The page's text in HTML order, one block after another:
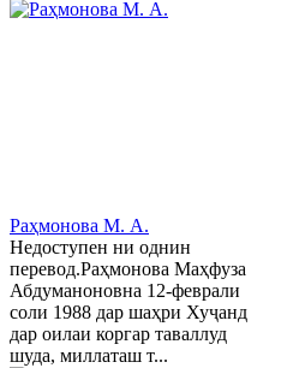
Раҳмонова М. А.
Недоступен ни однин
перевод.Раҳмонова Маҳфуза
Абдуманоновна 12-феврали
соли 1988 дар шаҳри Хуҷанд
дар оилаи коргар таваллуд
шуда, миллаташ т...